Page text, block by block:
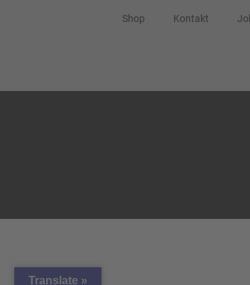
Shop Kontakt
Translate »